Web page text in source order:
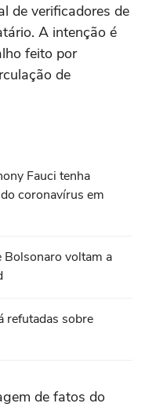
de verificadores de
A intenção é
feito por
de
Fauci tenha
coronavírus em
Bolsonaro voltam a
refutadas sobre
de fatos do